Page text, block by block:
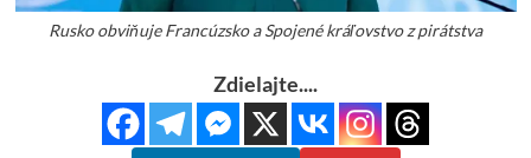
Rusko obviňuje Francúzsko a Spojené kráľovstvo z pirátstva
Zdielajte....